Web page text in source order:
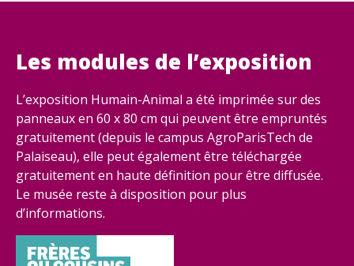
Les modules de l’exposition
L’exposition Humain-Animal a été imprimée sur des
panneaux en 60 x 80 cm qui peuvent être empruntés
gratuitement (depuis le campus AgroParisTech de
Palaiseau), elle peut également être téléchargée
gratuitement en haute définition pour être diffusée.
Le musée reste à disposition pour plus
d’informations.